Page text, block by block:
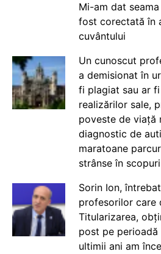
Mi-am dat
fost corectată în
cuvântului
Un cunoscut
a demisionat în
fi plagiat sau ar
realizărilor sale,
poveste de viață
diagnostic de
maratoane
strânse în
Sorin Ion,
profesorilor care
Titularizarea,
post pe perioadă
ultimii ani am